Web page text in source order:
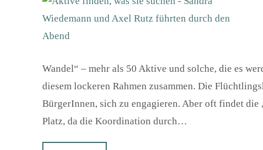
Wandel“ – mehr als 50 Aktive und solche, die es
diesem lockeren Rahmen zusammen. Die
BürgerInnen, sich zu engagieren. Aber oft findet die
Platz, da die Koordination durch…